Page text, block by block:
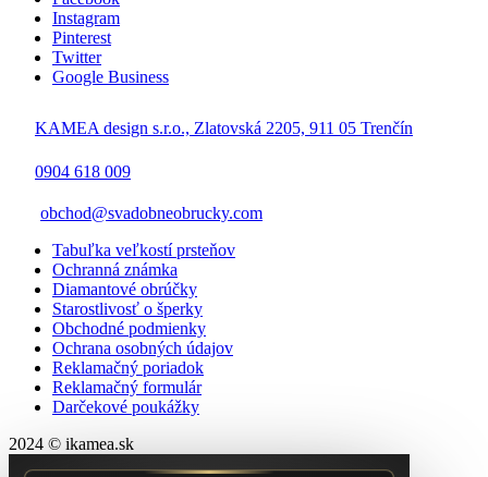
Instagram
Pinterest
Twitter
Google Business
KAMEA design s.r.o., Zlatovská 2205, 911 05 Trenčín
0904 618 009
obchod@svadobneobrucky.com
Tabuľka veľkostí prsteňov
Ochranná známka
Diamantové obrúčky
Starostlivosť o šperky
Obchodné podmienky
Ochrana osobných údajov
Reklamačný poriadok
Reklamačný formulár
Darčekové poukážky
2024 © ikamea.sk